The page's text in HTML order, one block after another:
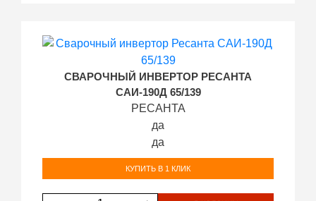
СВАРОЧНЫЙ ИНВЕРТОР РЕСАНТА
САИ-190Д 65/139
РЕСАНТА
да
да
КУПИТЬ В 1 КЛИК